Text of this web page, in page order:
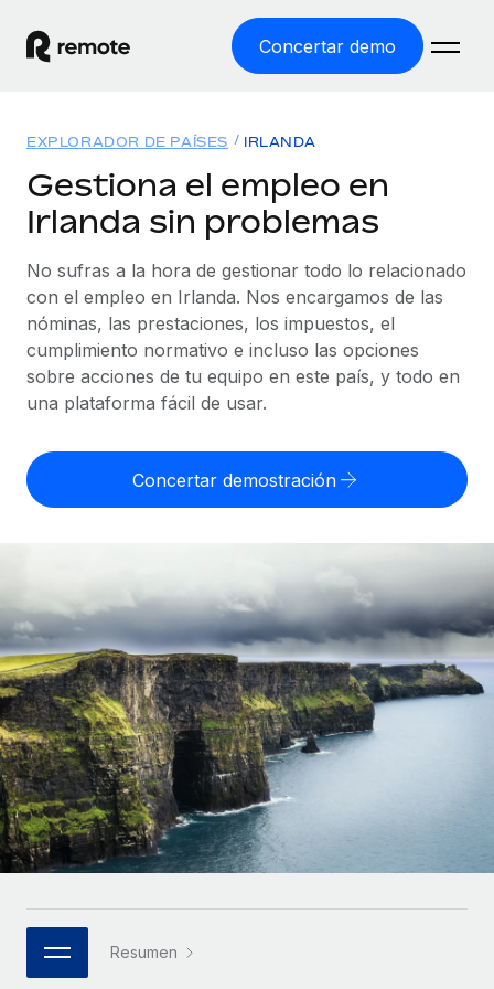
Concertar demo
EMPLEO GLOBAL
Nómina global
Gestiona las nóminas de forma sencilla y conforme a la
legalidad.
Employer of Record
Expándete en todo el mundo sin gastar en entidades.
cumpliendo la normativa.
Externaliza tareas laborales complejas.
INFRAESTRUCTURA
Conexión Remote
Integra los RR. HH. en tus flujos de trabajo sin
complicaciones.
Plataforma
Funciones esenciales de RR. HH. integradas para tu
Conectar
Conecta cualquier herramienta de IA con Remote
Soluciones
COBERTURA MUNDIAL
Explorador de países
Consulta el soporte del empleo global según el país.
Explorador estatal de EE. UU.
Simplifica la contratación en todos los estados de EE.
Comparador de Remote
Compáranos con otras empresas.
Startups
Soluciones ágiles de RR. HH. globales y nóminas para
empresas en crecimiento.
Mediana empresa
Amplía tu equipo con soluciones de RR. HH.
personalizadas.
Empresa
RR. HH. globales para grandes empresas.
ASOCIARSE
Socios tecnológicos estratégicos
Integra la gestión de los RR. HH. globales en tu
Recursos
HERRAMIENTAS Y CALCULADORAS
Calculadora del riesgo de clasificación errónea
Consulta el riesgo de clasificación errónea por país.
cualquier país.
APRENDIZAJE CON REMOTE
Guías y recursos
Casos prácticos
Glosario de RR. HH.
Listas de verificación y plantillas
Biblioteca de descripciones de puestos
Webinarios
Precios
English
Deutsch
Español
Italiano
Português (Portugal)
日本語
한국어
中文（简体）
EXPLORADOR DE PAÍSES IRLANDA
Gestiona el empleo en
Irlanda sin problemas
No sufras a la hora de gestionar todo lo relacionado
con el empleo en Irlanda. Nos encargamos de las
nóminas, las prestaciones, los impuestos, el
cumplimiento normativo e incluso las opciones
sobre acciones de tu equipo en este país, y todo en
una plataforma fácil de usar.
Concertar demostración
Resumen